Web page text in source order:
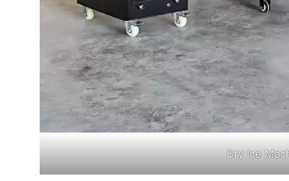
Dry Ice